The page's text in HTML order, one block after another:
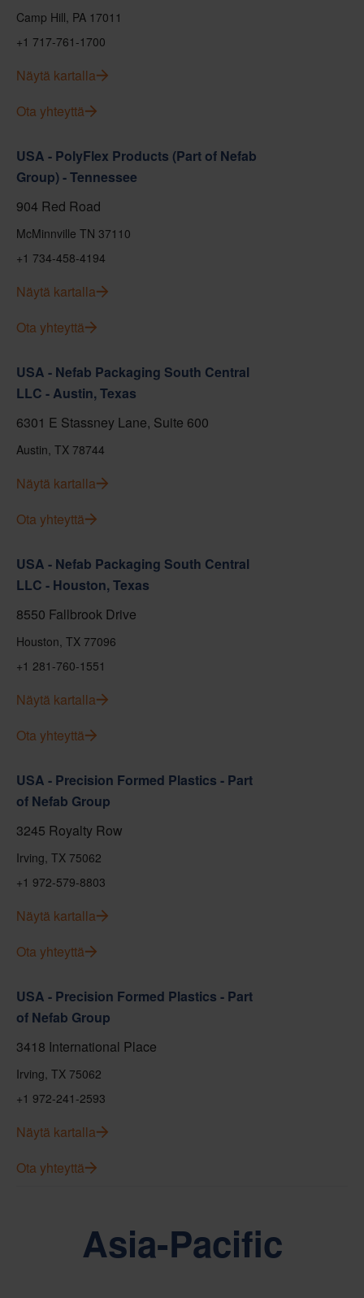
Camp Hill, PA 17011
+1 717-761-1700
Näytä kartalla
Ota yhteyttä
USA - PolyFlex Products (Part of Nefab
Group) - Tennessee
904 Red Road
McMinnville TN 37110
+1 734-458-4194
Näytä kartalla
Ota yhteyttä
USA - Nefab Packaging South Central
LLC - Austin, Texas
6301 E Stassney Lane, Suite 600
Austin, TX 78744
Näytä kartalla
Ota yhteyttä
USA - Nefab Packaging South Central
LLC - Houston, Texas
8550 Fallbrook Drive
Houston, TX 77096
+1 281-760-1551
Näytä kartalla
Ota yhteyttä
USA - Precision Formed Plastics - Part
of Nefab Group
3245 Royalty Row
Irving, TX 75062
+1 972-579-8803
Näytä kartalla
Ota yhteyttä
USA - Precision Formed Plastics - Part
of Nefab Group
3418 International Place
Irving, TX 75062
+1 972-241-2593
Näytä kartalla
Ota yhteyttä
Asia-Pacific